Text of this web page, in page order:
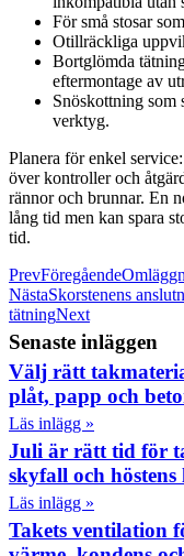
För små stosar
Otillräckliga
Bortglömda
eftermontage av
Snöskottning som
verktyg.
Planera för enkel
över kontroller och
rännor och brunnar. En
lång tid men kan spara
tid.
PrevFöregående
NästaSkorstenens
tätningNext
Senaste inläggen
Välj rätt
plåt, papp och
Läs inlägg »
Juli är rätt tid för
skyfall och höstens
Läs inlägg »
Takets ventilation